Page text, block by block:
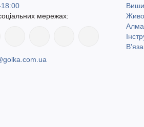
мережах: